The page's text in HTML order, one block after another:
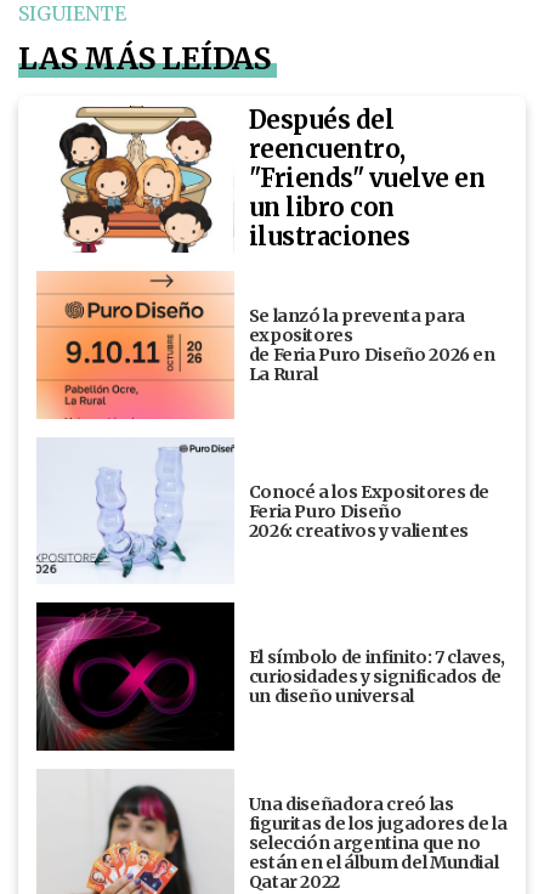
SIGUIENTE
LAS MÁS LEÍDAS
Después del
reencuentro,
"Friends" vuelve en
un libro con
ilustraciones
Se lanzó la preventa para
expositores
de Feria Puro Diseño 2026 en
La Rural
Conocé a los Expositores de
Feria Puro Diseño
2026: creativos y valientes
El símbolo de infinito: 7 claves,
curiosidades y significados de
un diseño universal
Una diseñadora creó las
figuritas de los jugadores de la
selección argentina que no
están en el álbum del Mundial
Qatar 2022